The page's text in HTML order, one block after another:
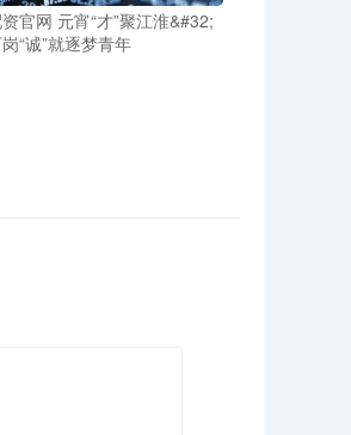
官网 元宵“才”聚江淮&#32;
“诚”就逐梦青年